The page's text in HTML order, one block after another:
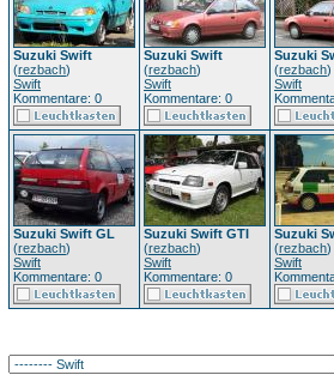
Suzuki Swift
(rezbach)
Swift
Kommentare: 0
Suzuki Swift
(rezbach)
Swift
Kommentare: 0
Suzuki
(rezbach)
Swift
Suzuki Swift GL
(rezbach)
Swift
Kommentare: 0
Suzuki Swift GTI
(rezbach)
Swift
Kommentare: 0
Suzuki
(rezbach)
Swift